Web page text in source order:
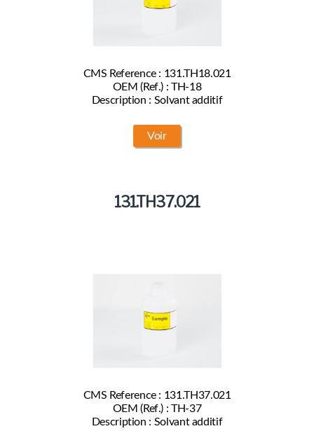
CMS Reference : 131.TH18.021
OEM (Ref.) : TH-18
Description : Solvant additif
Voir
131.TH37.021
CMS Reference : 131.TH37.021
OEM (Ref.) : TH-37
Description : Solvant additif